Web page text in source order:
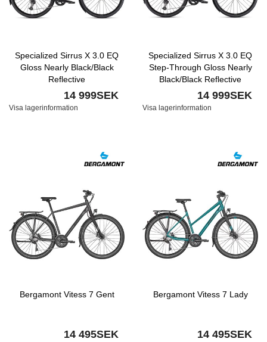
Specialized Sirrus X 3.0 EQ
Gloss Nearly Black/Black
Reflective
14 999SEK
Visa lagerinformation
Specialized Sirrus X 3.0 EQ
Step-Through Gloss Nearly
Black/Black Reflective
14 999SEK
Visa lagerinformation
Bergamont Vitess 7 Gent
14 495SEK
Bergamont Vitess 7 Lady
14 495SEK